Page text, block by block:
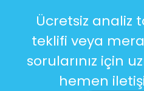
Ücretsiz analiz
teklifi veya
sorularınız için
hemen